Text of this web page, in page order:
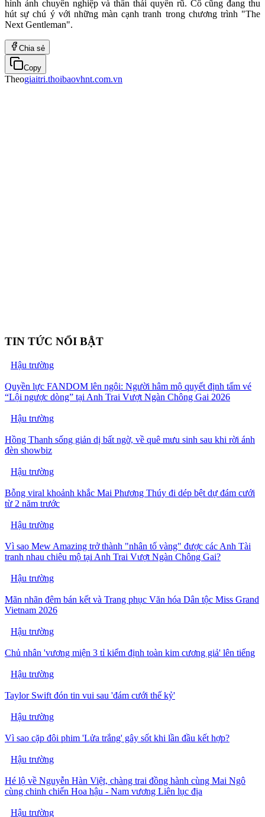
hình ảnh chuyên nghiệp và thần thái quyến rũ. Cô cũng đang thu
hút sự chú ý với những màn cạnh tranh trong chương trình "The
Next Gentleman".
Chia sẻ
Copy
Theogiaitri.thoibaovhnt.com.vn
TIN TỨC NỔI BẬT
Hậu trường
Quyền lực FANDOM lên ngôi: Người hâm mộ quyết định tấm vé
“Lội ngược dòng” tại Anh Trai Vượt Ngàn Chông Gai 2026
Hậu trường
Hồng Thanh sống giản dị bất ngờ, về quê mưu sinh sau khi rời ánh
đèn showbiz
Hậu trường
Bỗng viral khoảnh khắc Mai Phương Thúy đi dép bệt dự đám cưới
từ 2 năm trước
Hậu trường
Vì sao Mew Amazing trở thành "nhân tố vàng" được các Anh Tài
tranh nhau chiêu mộ tại Anh Trai Vượt Ngàn Chông Gai?
Hậu trường
Mãn nhãn đêm bán kết và Trang phục Văn hóa Dân tộc Miss Grand
Vietnam 2026
Hậu trường
Chủ nhân 'vương miện 3 tỉ kiểm định toàn kim cương giả' lên tiếng
Hậu trường
Taylor Swift đón tin vui sau 'đám cưới thế kỷ'
Hậu trường
Vì sao cặp đôi phim 'Lửa trắng' gây sốt khi lần đầu kết hợp?
Hậu trường
Hé lộ về Nguyễn Hàn Việt, chàng trai đồng hành cùng Mai Ngô
cùng chinh chiến Hoa hậu - Nam vương Liên lục địa
Hậu trường